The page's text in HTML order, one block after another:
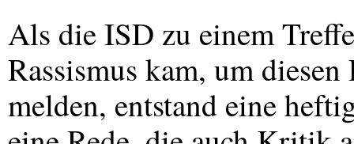
Als dieISD zu einem
Rassismus kam, um
melden, entstand eine